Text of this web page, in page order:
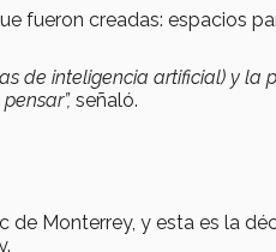
fueron creadas: espacios
de inteligencia artificial) y la
señaló.
de Monterrey, y esta es la